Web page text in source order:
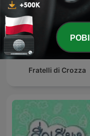
Fratelli di Crozza